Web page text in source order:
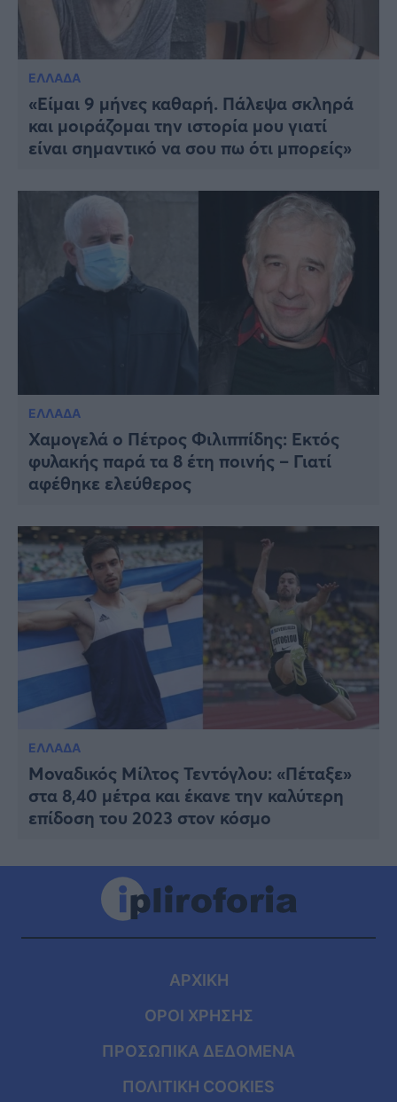
ΕΛΛΑΔΑ
«Είμαι 9 μήνες καθαρή. Πάλεψα σκληρά
και μοιράζομαι την ιστορία μου γιατί
είναι σημαντικό να σου πω ότι μπορείς»
ΕΛΛΑΔΑ
Χαμογελά ο Πέτρος Φιλιππίδης: Εκτός
φυλακής παρά τα 8 έτη ποινής – Γιατί
αφέθηκε ελεύθερος
ΕΛΛΑΔΑ
Μοναδικός Μίλτος Τεντόγλου: «Πέταξε»
στα 8,40 μέτρα και έκανε την καλύτερη
επίδοση του 2023 στον κόσμο
ΑΡΧΙΚΗ
ΟΡΟΙ ΧΡΗΣΗΣ
ΠΡΟΣΩΠΙΚΑ ΔΕΔΟΜΕΝΑ
ΠΟΛΙΤΙΚΗ COOKIES